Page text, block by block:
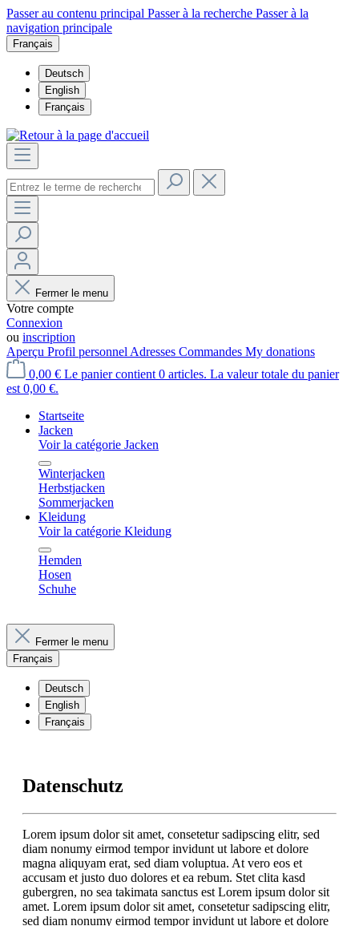
Passer au contenu principal Passer à la recherche Passer à la
navigation principale
Français
Deutsch
English
Français
Fermer le menu
Votre compte
Connexion
ou inscription
Aperçu Profil personnel Adresses Commandes My donations
0,00 € Le panier contient 0 articles. La valeur totale du panier
est 0,00 €.
Startseite
Jacken
Voir la catégorie Jacken
Winterjacken
Herbstjacken
Sommerjacken
Kleidung
Voir la catégorie Kleidung
Hemden
Hosen
Schuhe
Fermer le menu
Français
Deutsch
English
Français
Datenschutz
Lorem ipsum dolor sit amet, consetetur sadipscing elitr, sed
diam nonumy eirmod tempor invidunt ut labore et dolore
magna aliquyam erat, sed diam voluptua. At vero eos et
accusam et justo duo dolores et ea rebum. Stet clita kasd
gubergren, no sea takimata sanctus est Lorem ipsum dolor sit
amet. Lorem ipsum dolor sit amet, consetetur sadipscing elitr,
sed diam nonumy eirmod tempor invidunt ut labore et dolore